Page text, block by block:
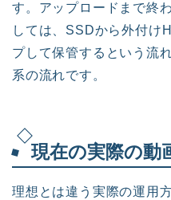
す。アップロードまで終
しては、SSDから外付け
プして保管するという流
系の流れです。
現在の実際の動
理想とは違う実際の運用